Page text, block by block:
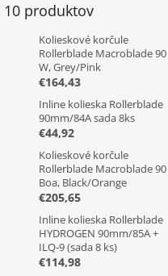
10 produktov
Kolieskové korčule
Rollerblade Macroblade 90
W, Grey/Pink
€164,43
Inline kolieska Rollerblade
90mm/84A sada 8ks
€44,92
Kolieskové korčule
Rollerblade Macroblade 90
Boa, Black/Orange
€205,65
Inline kolieska Rollerblade
HYDROGEN 90mm/85A +
ILQ-9 (sada 8 ks)
€114,98